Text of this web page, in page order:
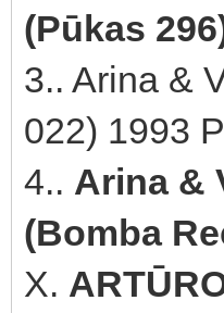
(Pūkas
3.. Arina &
022) 1993
4.. Arina &
(Bomba
X.